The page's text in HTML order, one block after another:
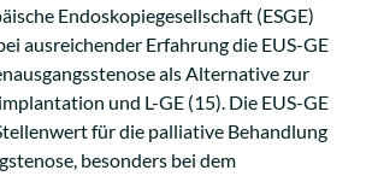
Endoskopiegesellschaft (ESGE)
ausreichender Erfahrung die EUS-GE
als Alternative zur
und L-GE (15). Die EUS-GE
für die palliative Behandlung
besonders bei dem